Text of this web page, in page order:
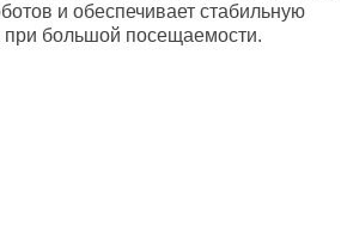
и обеспечивает стабильную
при большой посещаемости.